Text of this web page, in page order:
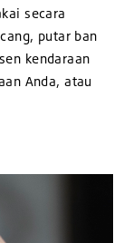
secara
putar ban
kendaraan
Anda, atau